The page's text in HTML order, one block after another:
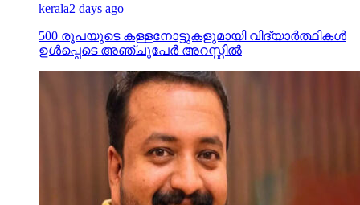
kerala2 days ago
500 രൂപയുടെ കള്ളനോട്ടുകളുമായി വിദ്യാര്‍ത്ഥികള്‍
ഉള്‍പ്പെടെ അഞ്ചുപേര്‍ അറസ്റ്റില്‍